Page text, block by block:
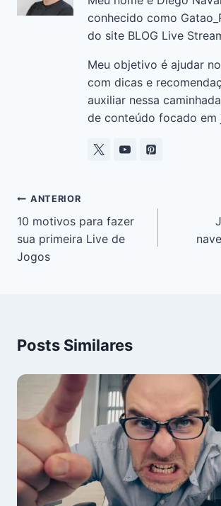
o
pconhecido como
do site BLOG Live
Meu objetivo é ajudar
com dicas e
auxiliar nessa
de conteúdo focado em
ANTERIOR
10 motivos para fazer
sua primeira Live de
Jogos
Posts Similares